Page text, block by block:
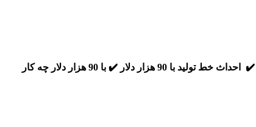
✔️ درآمد خوب با 90 هزار دلار ✔️ احداث خط تولید با 90 هزار دلار ✔️ با 90 هزار دلار چه کار